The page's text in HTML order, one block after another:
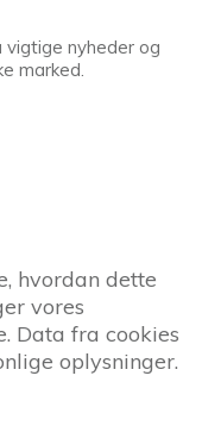
nyheder og
marked.
hvordan dette
vores
Data fra cookies
oplysninger.